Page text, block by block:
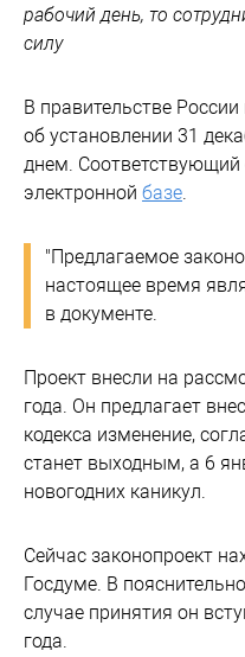
рабочий день, то
силу
В правительстве
об установлении 31
днем.
электронной базе.
"Предлагаемое
настоящее время
в документе.
Проект внесли на
года. Он предлагает
кодекса изменение,
станет выходным, а 6
новогодних каникул.
Сейчас законопроект
Госдуме. В
случае принятия он
года.